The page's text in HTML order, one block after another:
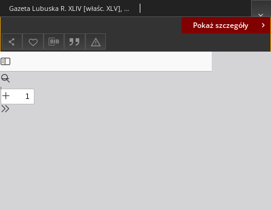
Pokaż szczegóły
Gazeta Lubuska R. XLIV [właśc. XLV], nr 217 (16 września 1996). - Wyd. 1